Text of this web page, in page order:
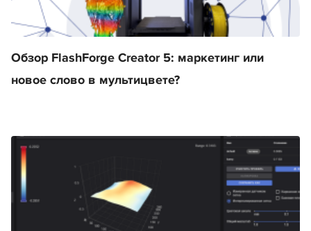
Обзор FlashForge Creator 5: маркетинг или
новое слово в мультицвете?